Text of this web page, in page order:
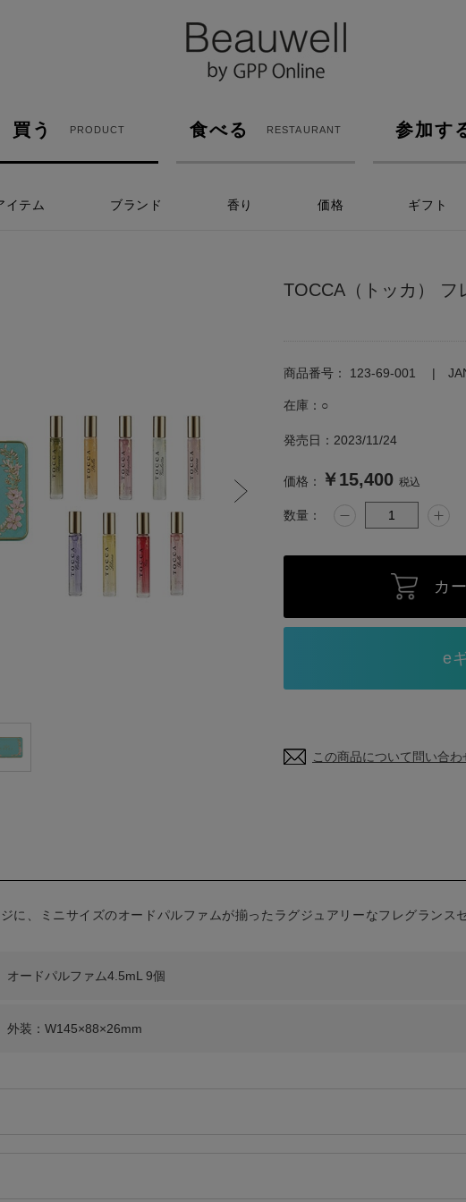
買う PRODUCT 食べる RESTAURANT 参加す
イテム ブランド 香り 価格 ギフト
TOCCA（トッカ） フ
在庫： ○
発売日： 2023/11/24
価格： ￥15,400 税込
商品番号： 123-69-001
数量：
カ
この商品について問い合わ
に、ミニサイズのオードパルファムが揃ったラグジュアリーなフレグランス
オードパルファム4.5mL 9個
外装：W145×88×26mm